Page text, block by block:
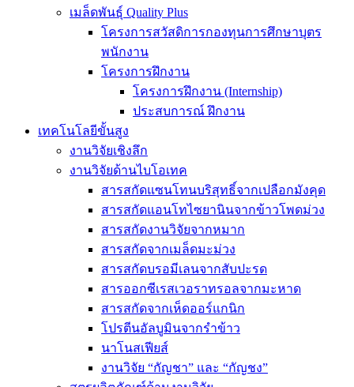
เมล็ดพันธุ์ Quality Plus
โครงการสวัสดิการกองทุนการศึกษาบุตร
พนักงาน
โครงการฝึกงาน
โครงการฝึกงาน (Internship)
ประสบการณ์ ฝึกงาน
เทคโนโลยีขั้นสูง
งานวิจัยเชิงลึก
งานวิจัยด้านไบโอเทค
สารสกัดแซนโทนบริสุทธิ์จากเปลือกมังคุด
สารสกัดแอนโทไซยานินจากข้าวโพดม่วง
สารสกัดงานวิจัยจากหมาก
สารสกัดจากเมล็ดมะม่วง
สารสกัดบรอมีเลนจากสับปะรด
สารออกซีเรสเวอราทรอลจากมะหาด
สารสกัดจากเห็ดออร์แกนิก
โปรตีนอัลบูมินจากรำข้าว
นาโนสเฟียส์
งานวิจัย “กัญชา” และ “กัญชง”